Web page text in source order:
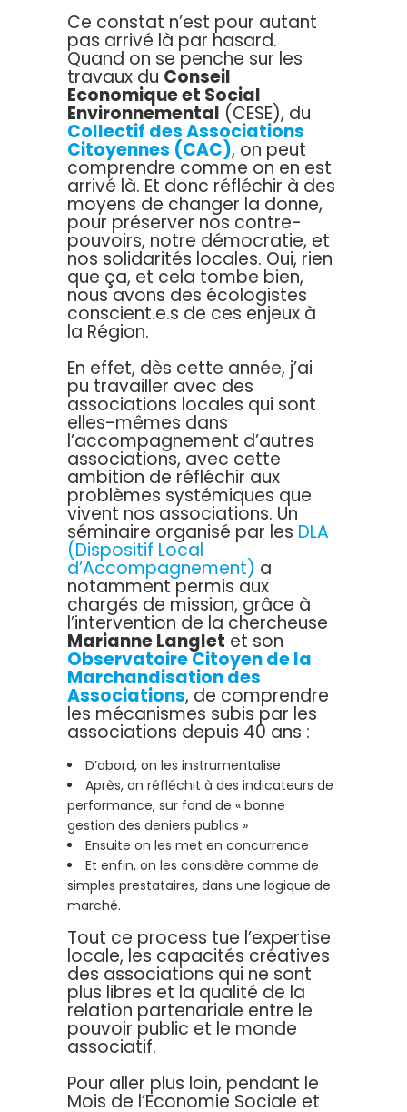
Ce constat n’est pour autant
pas arrivé là par hasard.
Quand on se penche sur les
travaux du Conseil
Economique et Social
Environnemental (CESE), du
Collectif des Associations
Citoyennes (CAC), on peut
comprendre comme on en est
arrivé là. Et donc réfléchir à des
moyens de changer la donne,
pour préserver nos contre-
pouvoirs, notre démocratie, et
nos solidarités locales. Oui, rien
que ça, et cela tombe bien,
nous avons des écologistes
conscient.e.s de ces enjeux à
la Région.
En effet, dès cette année, j’ai
pu travailler avec des
associations locales qui sont
elles-mêmes dans
l’accompagnement d’autres
associations, avec cette
ambition de réfléchir aux
problèmes systémiques que
vivent nos associations. Un
séminaire organisé par les DLA
(Dispositif Local
d’Accompagnement) a
notamment permis aux
chargés de mission, grâce à
l’intervention de la chercheuse
Marianne Langlet et son
Observatoire Citoyen de la
Marchandisation des
Associations, de comprendre
les mécanismes subis par les
associations depuis 40 ans :
D’abord, on les instrumentalise
Après, on réfléchit à des indicateurs de
performance, sur fond de « bonne
gestion des deniers publics »
Ensuite on les met en concurrence
Et enfin, on les considère comme de
simples prestataires, dans une logique de
marché.
Tout ce process tue l’expertise
locale, les capacités créatives
des associations qui ne sont
plus libres et la qualité de la
relation partenariale entre le
pouvoir public et le monde
associatif.
Pour aller plus loin, pendant le
Mois de l’Economie Sociale et